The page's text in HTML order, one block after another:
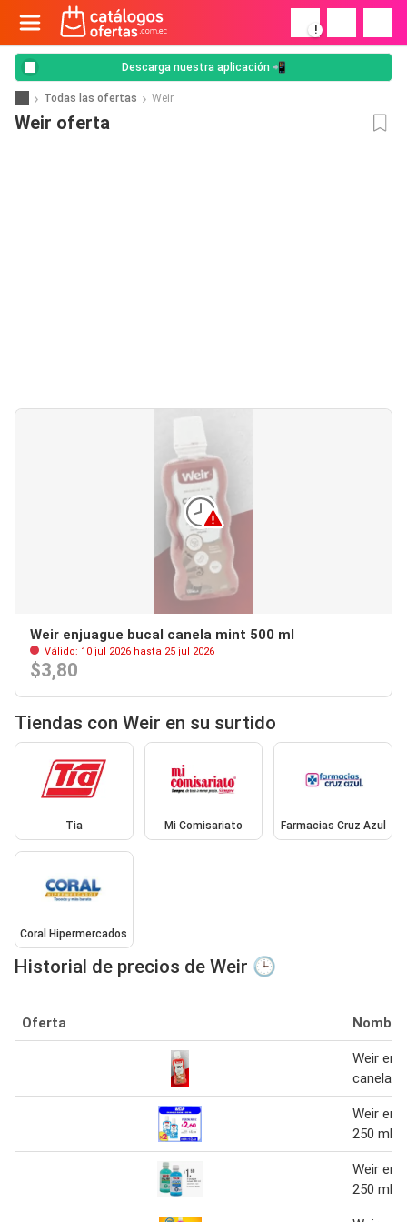
!
Descarga nuestra aplicación 📲
Todas las ofertas Weir
Weir oferta
Weir enjuague bucal canela mint 500 ml
Válido: 10 jul 2026 hasta 25 jul 2026
$3,80
Tiendas con Weir en su surtido
Tia Mi Comisariato Farmacias Cruz Azul
Coral Hipermercados
Historial de precios de Weir 🕒
Oferta Nombre
Weir
canela
Weir
250 ml
Weir
250 ml